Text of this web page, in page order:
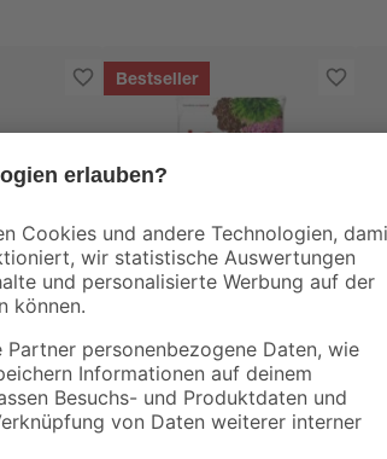
218
Bestseller
Rindenmulch 0-40
mm 40 l
3,99